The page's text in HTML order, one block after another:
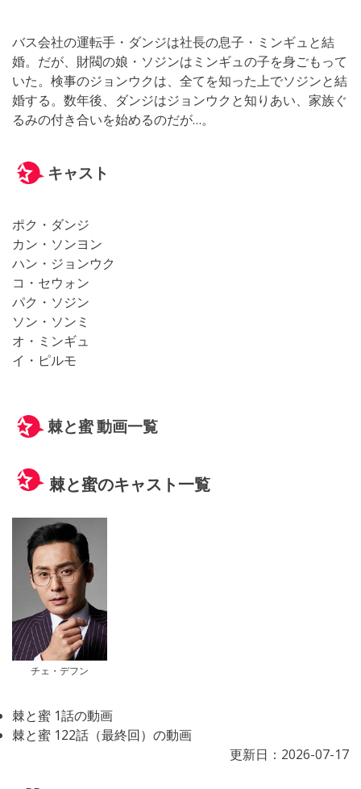
バス会社の運転手・ダンジは社長の息子・ミンギュと結
婚。だが、財閥の娘・ソジンはミンギュの子を身ごもって
いた。検事のジョンウクは、全てを知った上でソジンと結
婚する。数年後、ダンジはジョンウクと知りあい、家族ぐ
るみの付き合いを始めるのだが…。
キャスト
ポク・ダンジ
カン・ソンヨン
ハン・ジョンウク
コ・セウォン
パク・ソジン
ソン・ソンミ
オ・ミンギュ
イ・ピルモ
棘と蜜 動画一覧
棘と蜜のキャスト一覧
チェ・デフン
棘と蜜 1話の動画
棘と蜜 122話（最終回）の動画
更新日： 2026-07-17